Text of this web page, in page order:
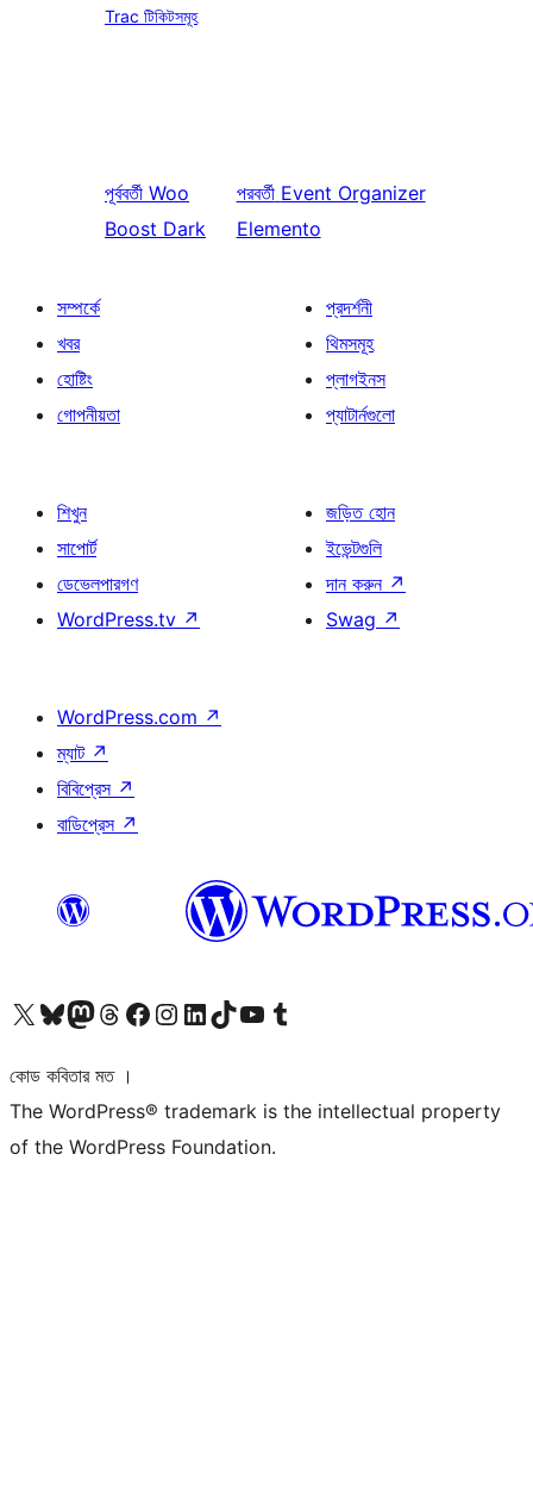
Trac টিকিটসমূহ
পূর্ববর্তী Woo
Boost Dark
পরবর্তী Event Organizer
Elemento
সম্পর্কে
খবর
হোষ্টিং
গোপনীয়তা
প্রদর্শনী
থিমসমূহ
প্লাগইনস
প্যাটার্নগুলো
শিখুন
সাপোর্ট
ডেভেলপারগণ
WordPress.tv ↗
জড়িত হোন
ইভেন্টগুলি
দান করুন ↗
Swag ↗
WordPress.com ↗
ম্যাট ↗
বিবিপ্রেস ↗
বাডিপ্রেস ↗
আমাদের X (আগের টুইটার) অ্যাকাউন্টে যানআমাদের Bluesky অ্যাকাউন্টটি দেখুনআমাদের মাস্টোডন অ্যাকাউন্টটি দেখুনআমাদের থ্রেডস অ্যাকাউন্টটি দেখুনআমাদের ফেসবুক পেজ দেখুনআমাদের ইন্সটাগ্রাম অ্যাকাউন্ট দেখুনআমাদের লিঙ্কডইন অ্যাকাউন্টে যানআমাদের TikTok অ্যাকাউন্টটি দেখুনআমাদের ইউটিউব চ্যানেলে যান আমাদের টাম্বলার অ্যাকাউন্ট দেখুন
কোড কবিতার মত ।
The WordPress® trademark is the intellectual property
of the WordPress Foundation.